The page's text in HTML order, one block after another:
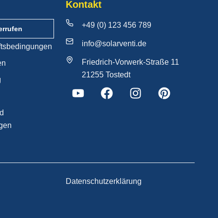
Kontakt
+49 (0) 123 456 789
info@solarventi.de
Friedrich-Vorwerk-Straße 11
21255 Tostedt
Datenschutzerklärung